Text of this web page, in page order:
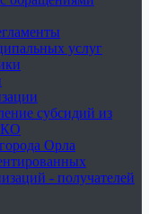
услуг
субсидий из
Орла
- получателей